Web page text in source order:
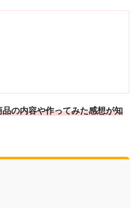
品の内容や作ってみた感想が知